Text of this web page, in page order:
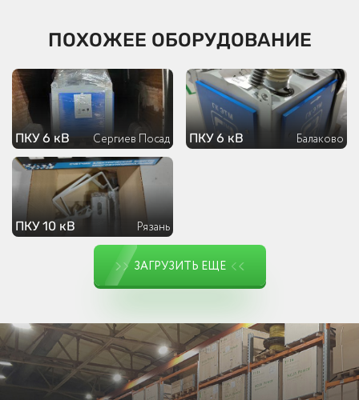
ПОХОЖЕЕ ОБОРУДОВАНИЕ
ПКУ 6 кВ Сергиев Посад ПКУ 6 кВ Балаково
ПКУ 10 кВ Рязань
ЗАГРУЗИТЬ ЕЩЕ